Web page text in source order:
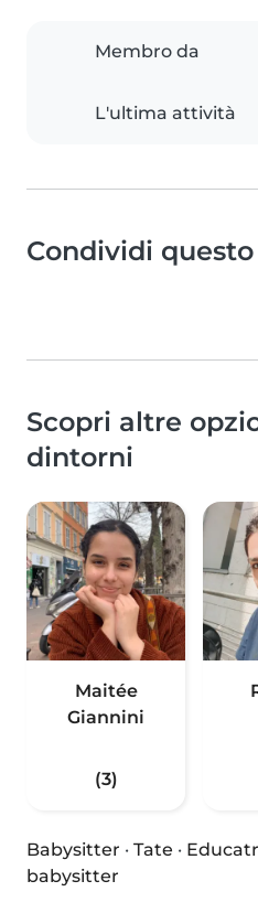
Membro da
L'ultima attività
Condividi
Scopri altre
dintorni
Maitée
Giannini
(3)
Babysitter · Tate ·
babysitter